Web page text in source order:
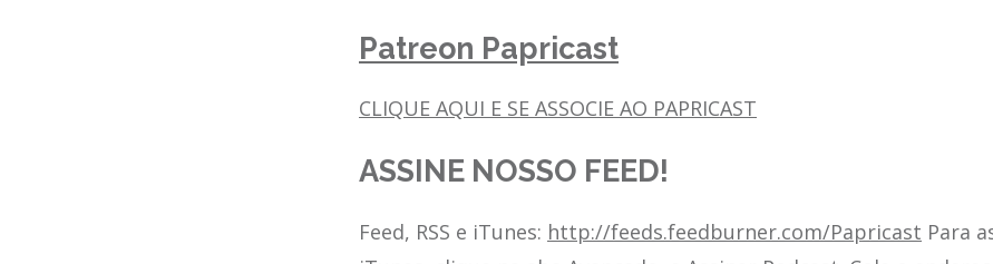
Patreon Papricast
CLIQUE AQUI E SE ASSOCIE AO PAPRICAST
ASSINE NOSSO FEED!
Feed, RSS e iTunes: http://feeds.feedburner.com/Papricast Para